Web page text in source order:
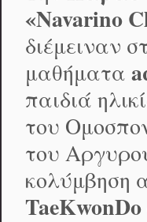
«Navarino
διέμειναν
μαθήματα
παιδιά
του
του
κολύμβηση
TaeKwonDo